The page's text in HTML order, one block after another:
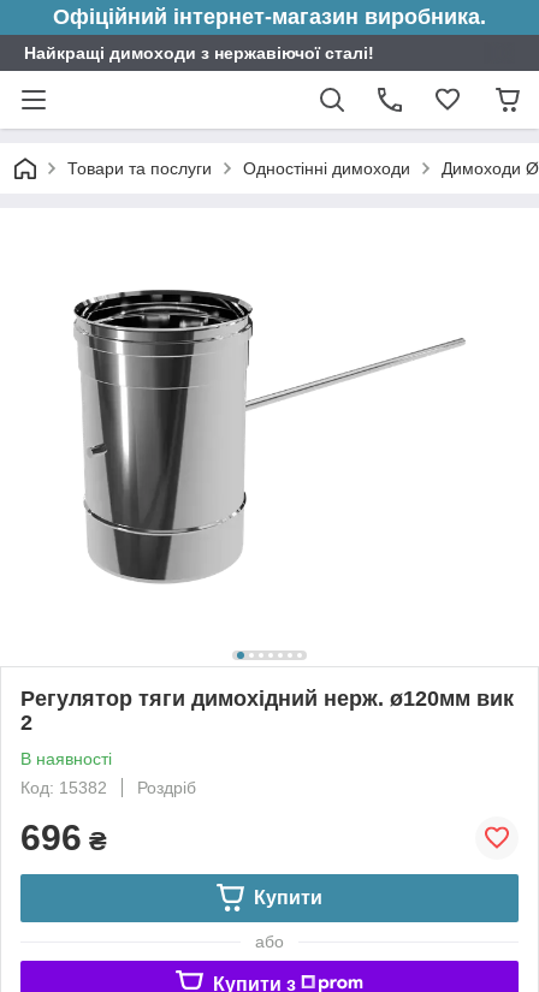
Офіційний інтернет-магазин виробника.
Найкращі димоходи з нержавіючої сталі!
Товари та послуги Одностінні димоходи Димоходи
Регулятор тяги димохідний нерж. ø120мм вик
2
В наявності
Код: 15382
Роздріб
696 ₴
Купити
або
Купити з